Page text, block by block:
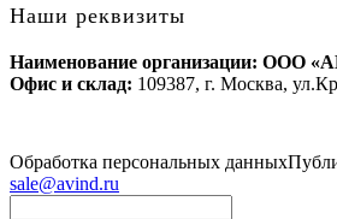
Наши реквизиты
Наименование организации: ООО
Офис и склад: 109387, г. Москва,
Обработка персональных данных
sale@avind.ru